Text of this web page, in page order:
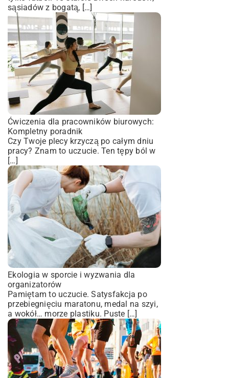
sąsiadów z bogatą, […]
Ćwiczenia dla pracowników biurowych:
Kompletny poradnik
Czy Twoje plecy krzyczą po całym dniu
pracy? Znam to uczucie. Ten tępy ból w
[…]
Ekologia w sporcie i wyzwania dla
organizatorów
Pamiętam to uczucie. Satysfakcja po
przebiegnięciu maratonu, medal na szyi,
a wokół… morze plastiku. Puste […]